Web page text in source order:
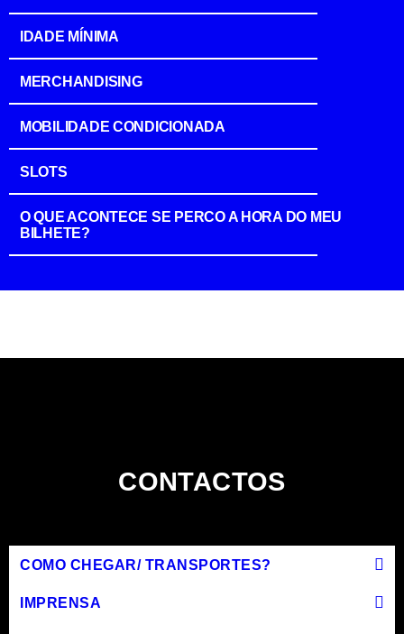
IDADE MÍNIMA
MERCHANDISING
MOBILIDADE CONDICIONADA
SLOTS
O QUE ACONTECE SE PERCO A HORA DO MEU
BILHETE?
CONTACTOS
COMO CHEGAR/ TRANSPORTES?
IMPRENSA